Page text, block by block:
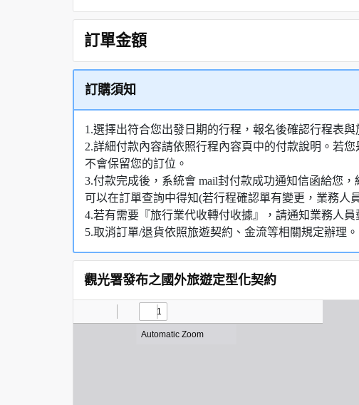
訂單金額
訂購須知
1.選擇出符合您出發日期的行程，報名後確認行程表
2.詳細付款內容請依照行程內容頁中的付款說明。若
不會保留您的訂位。
3.付款完成後，系統會 mail封付款成功通知信函給您
可以在訂單查詢中得知(若行程確認單有變更，業務人
4.若有需要『旅行業代收轉付收據』，請通知業務人員
5.取消訂單/退貨依照旅遊契約、金流等相關規定辦理。
觀光署發布之國外旅遊定型化契約